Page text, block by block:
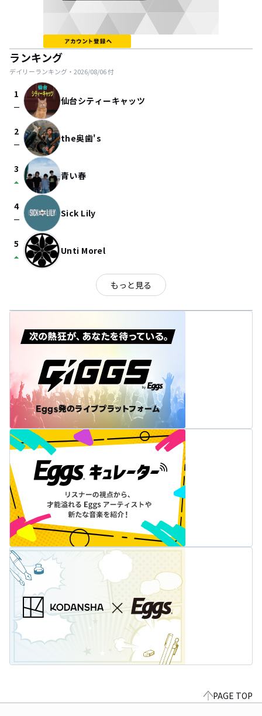
ランキング
デイリーランキング・ 2026/08/06付
1
check_indeterminate_small 仙台シティーキャッツ
2
check_indeterminate_small the奥歯's
3
arrow_drop_up 青い春
4
check_indeterminate_small Sick Lily
5
arrow_drop_up Unti Morel
もっと見る
PAGE TOP